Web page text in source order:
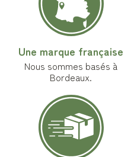
Une marque française
Nous sommes basés à
Bordeaux.